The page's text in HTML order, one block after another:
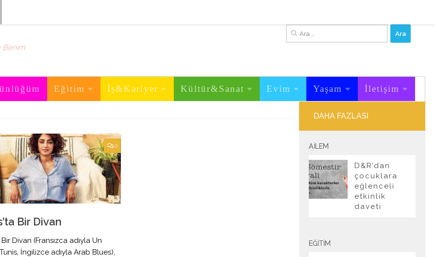
Benim
Arama:
Eğitim İş&Kariyer Kültür&Sanat Evim Yaşam İletişim
0
Bir Divan
Bir Divan (Fransızca adıyla Un
İngilizce adıyla Arab Blues),
DAHA FAZLASI
AILEM
D&R’dan
çocuklara
eğlenceli
etkinlik
daveti
EĞITIM